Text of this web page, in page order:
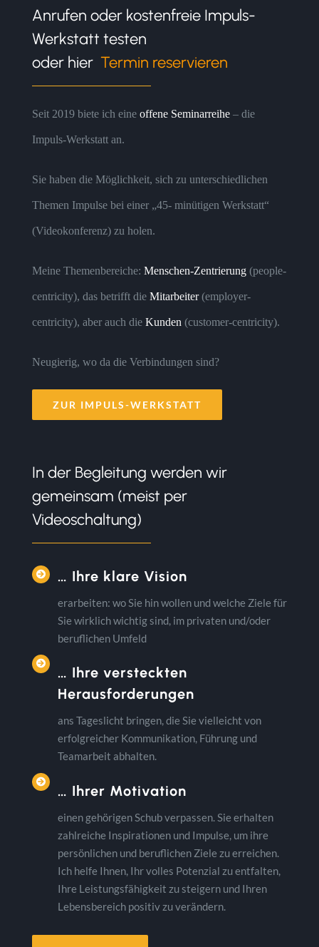
Anrufen oder kostenfreie Impuls-
Werkstatt testen
oder hier Termin reservieren
Seit 2019 biete ich eine offene Seminarreihe– die
Impuls-Werkstatt an.
Sie haben die Möglichkeit, sich zu unterschiedlichen
Themen Impulse bei einer „45- minütigen Werkstatt“
(Videokonferenz) zu holen.
Meine Themenbereiche: Menschen-Zentrierung(people-
centricity), das betrifft die Mitarbeiter(employer-
centricity), aber auch die Kunden (customer-centricity).
Neugierig, wo da die Verbindungen sind?
ZUR IMPULS-WERKSTATT
In der Begleitung werden wir
gemeinsam (meist per
Videoschaltung)
… Ihre klare Vision
erarbeiten: wo Sie hin wollen und welche Ziele für
Sie wirklich wichtig sind, im privaten und/oder
beruflichen Umfeld
… Ihre versteckten
Herausforderungen
ans Tageslicht bringen, die Sie vielleicht von
erfolgreicher Kommunikation, Führung und
Teamarbeit abhalten.
… Ihrer Motivation
einen gehörigen Schub verpassen. Sie erhalten
zahlreiche Inspirationen und Impulse, um ihre
persönlichen und beruflichen Ziele zu erreichen.
Ich helfe Ihnen, Ihr volles Potenzial zu entfalten,
Ihre Leistungsfähigkeit zu steigern und Ihren
Lebensbereich positiv zu verändern.